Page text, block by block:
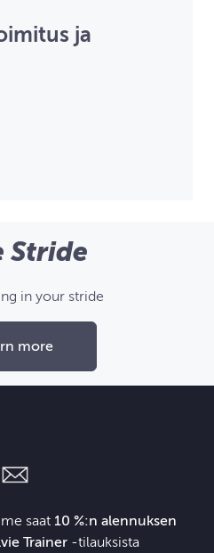
ja
Stride
in your stride
more
saat 10 %:n alennuksen
Trainer ‑tilauksista